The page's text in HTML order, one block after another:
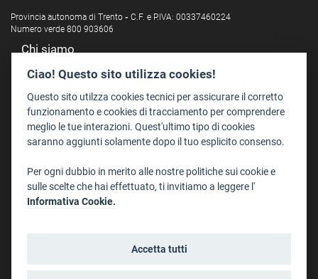
Provincia autonoma di Trento - C.F. e P.IVA: 00337460224
Numero verde 800 903606
Chi siamo
Redazione
Staff
Format - Centro Audiovisivi
Trentino Film Commission
Dove Siamo
Struttura di riferimento
Ciao! Questo sito utilizza cookies!
Questo sito utilzza cookies tecnici per assicurare il corretto
funzionamento e cookies di tracciamento per comprendere
meglio le tue interazioni. Quest'ultimo tipo di cookies
saranno aggiunti solamente dopo il tuo esplicito consenso.
Per ogni dubbio in merito alle nostre politiche sui cookie e
sulle scelte che hai effettuato, ti invitiamo a leggere l'
Informativa Cookie.
Accetta tutti